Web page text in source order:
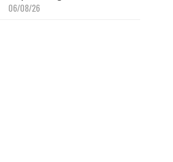
06/08/26